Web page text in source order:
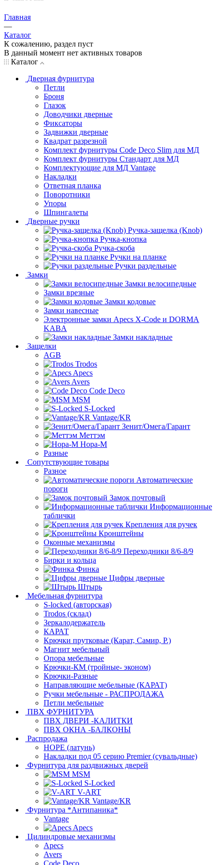
Главная
—
Каталог
К сожалению, раздел пуст
В данный момент нет активных товаров
Каталог
Дверная фурнитура
Петли
Броня
Глазок
Доводчики дверные
Фиксаторы
Задвижки дверные
Квадрат разрезной
Комплект фурнитуры Code Deco Slim для МД
Комплект фурнитуры Стандарт для МД
Комплектующие для МД Vantage
Накладки
Ответная планка
Поворотники
Упоры
Шпингалеты
Дверные ручки
Ручка-защелка (Knob)
Ручка-кнопка
Ручка-скоба
Ручки на планке
Ручки раздельные
Замки
Замки велосипедные
Замки врезные
Замки кодовые
Замки навесные
Электронные замки Apecs X-Code и DORMA
KABA
Замки накладные
Защелки
AGB
Trodos
Apecs
Avers
Code Deco
MSM
S-Locked
Vantage/KR
Зенит/Омега/Гарант
Меттэм
Нора-М
Разные
Сопутствующие товары
Разное
Автоматические
пороги
Замок почтовый
Информационные
таблички
Крепления для ручек
Кронштейны
Оконные механизмы
Переходники 8/6-8/9
Бирки и кольца
Финка
Цифры дверные
Штырь
Мебельная фурнитура
S-locked (авторская)
Trodos (склад)
Зеркалодержатель
КАРАТ
Крючки прутковые (Карат, Самир, Р.)
Магнит мебельный
Опора мебельные
Крючки-КМ (тройные- эконом)
Крючки-Разные
Направляющие мебельные (КАРАТ)
Ручки мебельные - РАСПРОДАЖА
Петли мебельные
ПВХ ФУРНИТУРА
ПВХ ДВЕРИ -КАЛИТКИ
ПВХ ОКНА -БАЛКОНЫ
Распродажа
HOPE (латунь)
Накладки под 05 серию Premier (сувальдные)
Фурнитура для раздвижных дверей
MSM
S-Locked
V-ART
Vantage/KR
Фурнитура *Антипаника*
Vantage
Apecs
Цилиндровые механизмы
Apecs
Avers
Code Deco